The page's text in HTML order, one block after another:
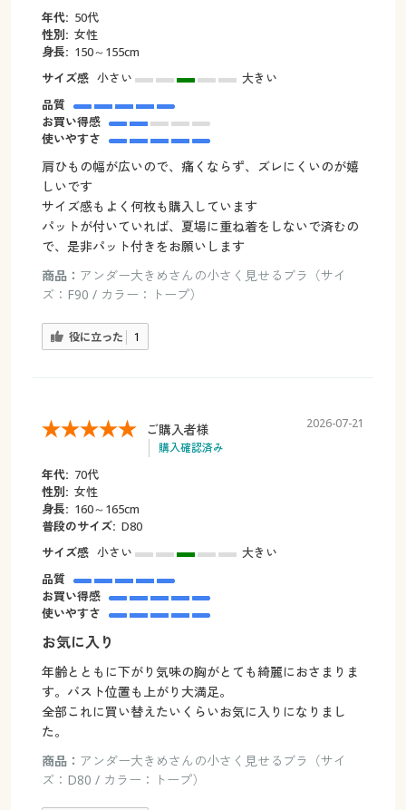
年代: 50代
性別: 女性
身長: 150～155cm
サイズ感 小さい
大きい
品質
お買い得感
使いやすさ
肩ひもの幅が広いので、痛くならず、ズレにくいのが嬉
しいです
サイズ感もよく何枚も購入しています
パットが付いていれば、夏場に重ね着をしないで済むの
で、是非パット付きをお願いします
商品： アンダー大きめさんの小さく見せるブラ（サイ
ズ：F90 / カラー：トープ）
役に立った 1
ご購入者様
購入確認済み
2026-07-21
年代: 70代
性別: 女性
身長: 160～165cm
普段のサイズ: D80
サイズ感 小さい
大きい
品質
お買い得感
使いやすさ
お気に入り
年齢とともに下がり気味の胸がとても綺麗におさまりま
す。バスト位置も上がり大満足。
全部これに買い替えたいくらいお気に入りになりまし
た。
商品： アンダー大きめさんの小さく見せるブラ（サイ
ズ：D80 / カラー：トープ）